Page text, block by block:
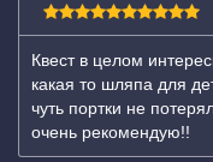
Квест в целом
какая то шляпа для
чуть портки не
очень рекомендую!!